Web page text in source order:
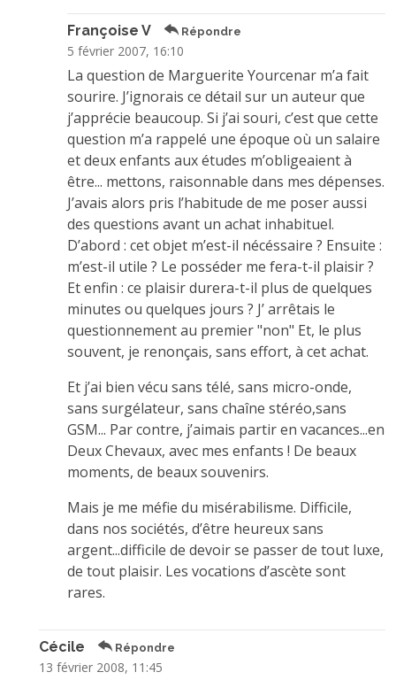
Françoise V Répondre
5 février 2007, 16:10
La question de Marguerite Yourcenar m’a fait
sourire. J’ignorais ce détail sur un auteur que
j’apprécie beaucoup. Si j’ai souri, c’est que cette
question m’a rappelé une époque où un salaire
et deux enfants aux études m’obligeaient à
être... mettons, raisonnable dans mes dépenses.
J’avais alors pris l’habitude de me poser aussi
des questions avant un achat inhabituel.
D’abord : cet objet m’est-il nécéssaire ? Ensuite :
m’est-il utile ? Le posséder me fera-t-il plaisir ?
Et enfin : ce plaisir durera-t-il plus de quelques
minutes ou quelques jours ? J’ arrêtais le
questionnement au premier "non" Et, le plus
souvent, je renonçais, sans effort, à cet achat.
Et j’ai bien vécu sans télé, sans micro-onde,
sans surgélateur, sans chaîne stéréo,sans
GSM... Par contre, j’aimais partir en vacances...en
Deux Chevaux, avec mes enfants ! De beaux
moments, de beaux souvenirs.
Mais je me méfie du misérabilisme. Difficile,
dans nos sociétés, d’être heureux sans
argent...difficile de devoir se passer de tout luxe,
de tout plaisir. Les vocations d’ascète sont
rares.
Cécile Répondre
13 février 2008, 11:45